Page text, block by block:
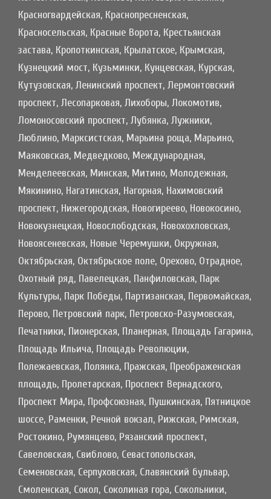
Красногвардейская, Краснопресненская,
Красносельская, Красные Ворота, Крестьянская
застава, Кропоткинская, Крылатское, Крымская,
Кузнецкий мост, Кузьминки, Кунцевская, Курская,
Кутузовская, Ленинский проспект, Лермонтовский
проспект, Лесопарковая, Лихоборы, Локомотив,
Ломоносовский проспект, Лубянка, Лужники,
Люблино, Марксистская, Марьина роща, Марьино,
Маяковская, Медведково, Международная,
Менделеевская, Минская, Митино, Молодежная,
Мякинино, Нагатинская, Нагорная, Нахимовский
проспект, Нижегородская, Новогиреево, Новокосино,
Новокузнецкая, Новослободская, Новохохловская,
Новоясеневская, Новые Черемушки, Окружная,
Октябрьская, Октябрьское поле, Орехово, Отрадное,
Охотный ряд, Павелецкая, Панфиловская, Парк
Культуры, Парк Победы, Партизанская, Первомайская,
Перово, Петровский парк, Петровско-Разумовская,
Печатники, Пионерская, Планерная, Площадь Гагарина,
Площадь Ильича, Площадь Революции,
Полежаевская, Полянка, Пражская, Преображенская
площадь, Пролетарская, Проспект Вернадского,
Проспект Мира, Профсоюзная, Пушкинская, Пятницкое
шоссе, Раменки, Речной вокзал, Рижская, Римская,
Ростокино, Румянцево, Рязанский проспект,
Савеловская, Свиблово, Севастопольская,
Семеновская, Серпуховская, Славянский бульвар,
Смоленская, Сокол, Соколиная гора, Сокольники,